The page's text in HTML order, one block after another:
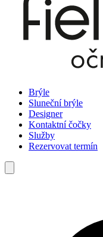
Brýle
Sluneční brýle
Designer
Kontaktní čočky
Služby
Rezervovat termín